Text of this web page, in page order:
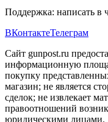
Поддержка: написать в
ВКонтактеТелеграм
Сайт gunpost.ru
информационную
покупку
магазин; не является
сделок; не извлекает
правоотношений
юридическими лицами.